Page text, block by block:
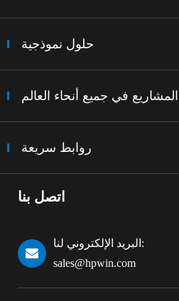
حلول نموذجية
المشاريع في جميع أنحاء العالم
روابط سريعة
اتصل بنا
البريد الإلكتروني لنا:
sales@hpwin.com